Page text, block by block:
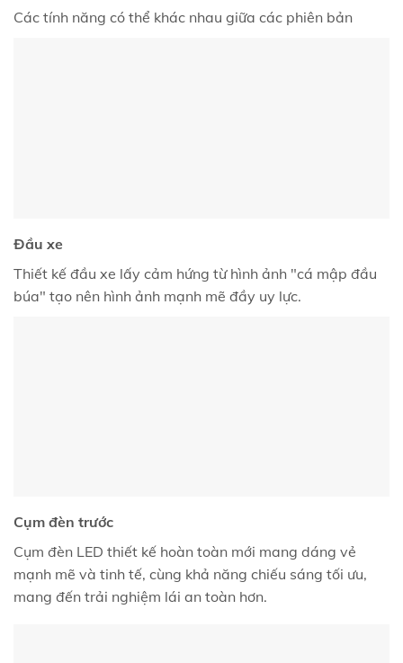
Các tính năng có thể khác nhau giữa các phiên bản
Đầu xe
Thiết kế đầu xe lấy cảm hứng từ hình ảnh "cá mập đầu
búa" tạo nên hình ảnh mạnh mẽ đầy uy lực.
Cụm đèn trước
Cụm đèn LED thiết kế hoàn toàn mới mang dáng vẻ
mạnh mẽ và tinh tế, cùng khả năng chiếu sáng tối ưu,
mang đến trải nghiệm lái an toàn hơn.